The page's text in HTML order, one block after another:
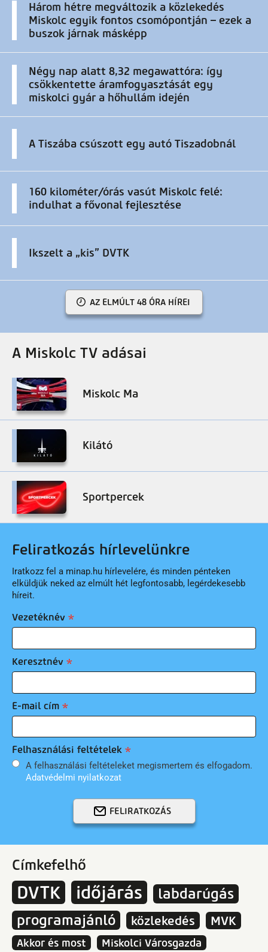
Három hétre megváltozik a közlekedés
Miskolc egyik fontos csomópontján – ezek a
buszok járnak másképp
Négy nap alatt 8,32 megawattóra: így
csökkentette áramfogyasztását egy
miskolci gyár a hőhullám idején
A Tiszába csúszott egy autó Tiszadobnál
160 kilométer/órás vasút Miskolc felé:
indulhat a fővonal fejlesztése
Ikszelt a „kis” DVTK
AZ ELMÚLT 48 ÓRA HÍREI
A Miskolc TV adásai
Miskolc Ma
Kilátó
Sportpercek
Feliratkozás hírlevelünkre
Iratkozz fel a minap.hu hírlevelére, és minden pénteken
elküldjük neked az elmúlt hét legfontosabb, legérdekesebb
híreit.
Vezetéknév
Keresztnév
E-mail cím
Felhasználási feltételek
A felhasználási feltételeket megismertem és elfogadom.
Adatvédelmi nyilatkozat
FELIRATKOZÁS
Címkefelhő
DVTK időjárás
labdarúgás
programajánló
közlekedés MVK
Akkor és most
Miskolci Városgazda